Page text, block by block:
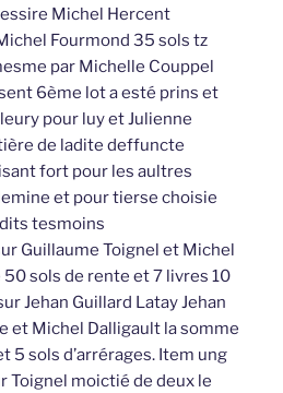
Michel Hercent
Fourmond 35 sols tz
par Michelle Couppel
6ème lot a esté prins et
pour luy et Julienne
de ladite deffuncte
fort pour les aultres
et pour tierse choisie
tesmoins
Guillaume Toignel et Michel
sols de rente et 7 livres 10
Jehan Guillard Latay Jehan
et Michel Dalligault la somme
5 sols d’arrérages. Item ung
Toignel moictié de deux le